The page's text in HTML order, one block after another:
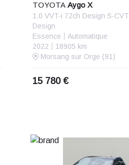
TOYOTA Aygo X
1.0 VVT-i 72ch Design S-CVT
Design
Essence
Automatique
2022
18905 km
Morsang sur Orge (91)
15 780 €